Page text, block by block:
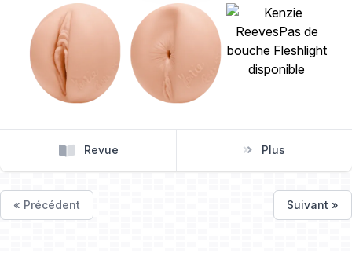
Revue Plus
« Précédent Suivant »